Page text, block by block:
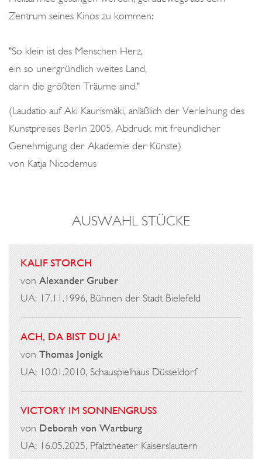
Zentrum seines Kinos zu kommen:
"So klein ist des Menschen Herz,
ein so unergründlich weites Land,
darin die größten Träume sind."
(Laudatio auf Aki Kaurismäki, anläßlich der Verleihung des
Kunstpreises Berlin 2005. Abdruck mit freundlicher
Genehmigung der Akademie der Künste)
von Katja Nicodemus
AUSWAHL STÜCKE
KALIF STORCH
vonAlexander Gruber
UA: 17.11.1996, Bühnen der Stadt Bielefeld
ACH, DA BIST DU JA!
vonThomas Jonigk
UA: 10.01.2010, Schauspielhaus Düsseldorf
VICTORY IM SONNENGRUSS
vonDeborah von Wartburg
UA: 16.05.2025, Pfalztheater Kaiserslautern